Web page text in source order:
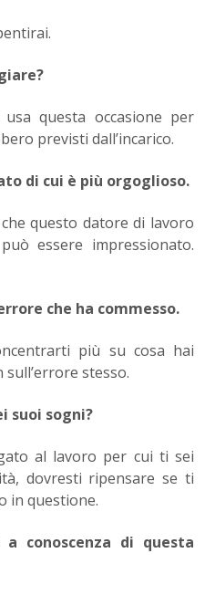
questa occasione per
previsti dall’incarico.
di cui è più orgoglioso.
questo datore di lavoro
essere impressionato.
che ha commesso.
più su cosa hai
stesso.
suoi sogni?
al lavoro per cui ti sei
dovresti ripensare se ti
in questione.
conoscenza di questa